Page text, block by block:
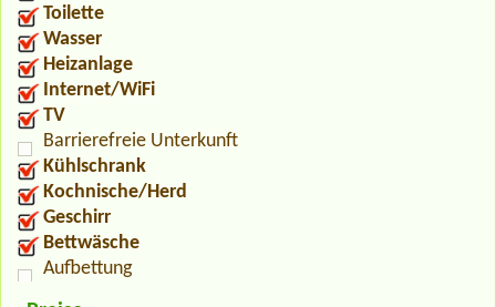
Toilette
Wasser
Heizanlage
Internet/WiFi
TV
Barrierefreie Unterkunft
Kühlschrank
Kochnische/Herd
Geschirr
Bettwäsche
Aufbettung